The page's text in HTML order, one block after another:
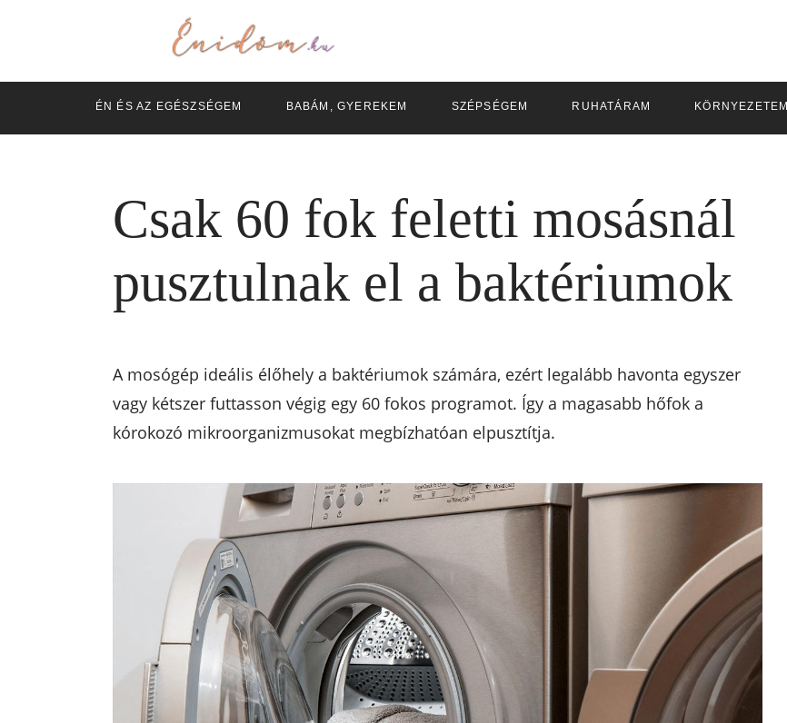
ÉN ÉS AZ EGÉSZSÉGEM BABÁM, GYEREKEM SZÉPSÉGEM RUHATÁRAM KÖRNYEZETEM
Csak 60 fok feletti mosásnál
pusztulnak el a baktériumok
A mosógép ideális élőhely a baktériumok számára, ezért legalább havonta egyszer
vagy kétszer futtasson végig egy 60 fokos programot. Így a magasabb hőfok a
kórokozó mikroorganizmusokat megbízhatóan elpusztítja.